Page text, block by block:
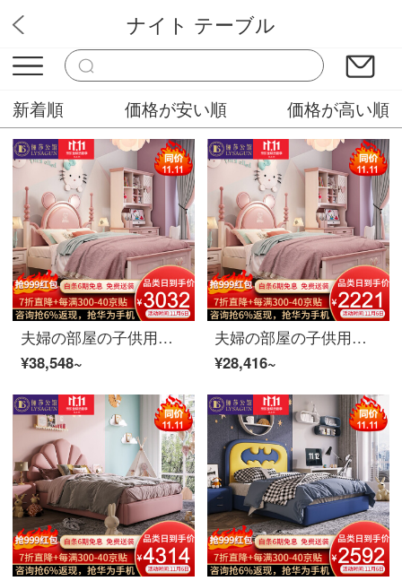
ユニーク家具販売
ナイト テーブル
新着順 価格が安い順 価格が高い順
夫婦の部屋の子供用ベッドの女の子の実の木のシングルベッドの1.5メートルの王女の皮のベッドの青少年の学生のベッドルームの家具のミッキーのシングルベッド+マットレス*1+アップグレードのラテックスのマットレス(硬度がちょうど良いです)の1.5 m
¥38,548~
夫婦の部屋の子供用ベッドの女の子の実の木のシングルベッドの1.5メートルの王女の皮のベッドの青少年の学生のベッドルームの家具のミッキーのシングルベッド+2引き出しのベッドの頭の棚*1 1.5 m
¥28,416~